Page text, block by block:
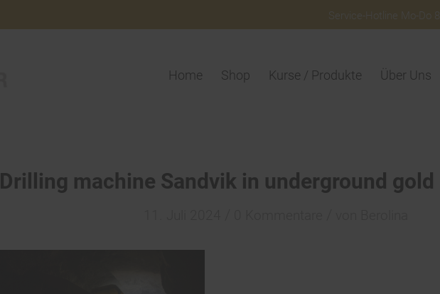
Service-Hotline Mo-Do
Home Shop Kurse / Produkte Über Uns
Drilling machine Sandvik in underground